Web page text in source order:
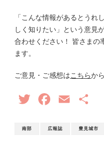
「こんな情報があるとうれ
しく知りたい」という意見
合わせください！ 皆さまの
ます。
ご意見・ご感想はこちらから
TwitterEmail
南部 広報誌 豊見城市